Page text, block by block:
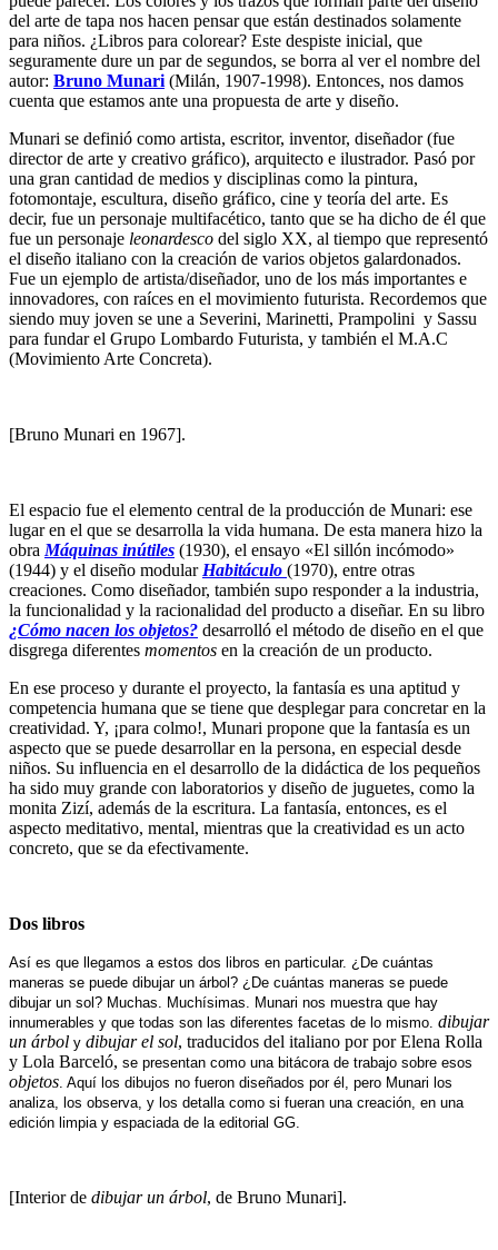
del arte de tapa nos hacen pensar que están destinados solamente
para niños. ¿Libros para colorear? Este despiste inicial, que
seguramente dure un par de segundos, se borra al ver el nombre del
autor: Bruno Munari (Milán, 1907-1998). Entonces, nos damos
cuenta que estamos ante una propuesta de arte y diseño.
Munari se definió como artista, escritor, inventor, diseñador (fue
director de arte y creativo gráfico), arquitecto e ilustrador. Pasó por
una gran cantidad de medios y disciplinas como la pintura,
fotomontaje, escultura, diseño gráfico, cine y teoría del arte. Es
decir, fue un personaje multifacético, tanto que se ha dicho de él que
fue un personaje leonardesco del siglo XX, al tiempo que representó
el diseño italiano con la creación de varios objetos galardonados.
Fue un ejemplo de artista/diseñador, uno de los más importantes e
innovadores, con raíces en el movimiento futurista. Recordemos que
siendo muy joven se une a Severini, Marinetti, Prampolini y Sassu
para fundar el Grupo Lombardo Futurista, y también el M.A.C
(Movimiento Arte Concreta).
[Bruno Munari en 1967].
El espacio fue el elemento central de la producción de Munari: ese
lugar en el que se desarrolla la vida humana. De esta manera hizo la
obra Máquinas inútiles (1930), el ensayo «El sillón incómodo»
(1944) y el diseño modular Habitáculo (1970), entre otras
creaciones. Como diseñador, también supo responder a la industria,
la funcionalidad y la racionalidad del producto a diseñar. En su libro
¿Cómo nacen los objetos? desarrolló el método de diseño en el que
disgrega diferentes momentos en la creación de un producto.
En ese proceso y durante el proyecto, la fantasía es una aptitud y
competencia humana que se tiene que desplegar para concretar en la
creatividad. Y, ¡para colmo!, Munari propone que la fantasía es un
aspecto que se puede desarrollar en la persona, en especial desde
niños. Su influencia en el desarrollo de la didáctica de los pequeños
ha sido muy grande con laboratorios y diseño de juguetes, como la
monita Zizí, además de la escritura. La fantasía, entonces, es el
aspecto meditativo, mental, mientras que la creatividad es un acto
concreto, que se da efectivamente.
Dos libros
Así es que llegamos a estos dos libros en particular. ¿De cuántas
maneras se puede dibujar un árbol? ¿De cuántas maneras se puede
dibujar un sol? Muchas. Muchísimas. Munari nos muestra que hay
innumerables y que todas son las diferentes facetas de lo mismo. dibujar
un árbol y dibujar el sol, traducidos del italiano por por Elena Rolla
y Lola Barceló, se presentan como una bitácora de trabajo sobre esos
objetos . Aquí los dibujos no fueron diseñados por él, pero Munari los
analiza, los observa, y los detalla como si fueran una creación, en una
edición limpia y espaciada de la editorial GG.
[Interior de dibujar un árbol, de Bruno Munari].